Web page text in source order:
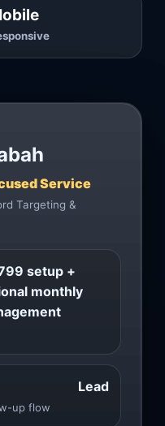
Service
Targeting &
setup +
monthly
up flow
Lead